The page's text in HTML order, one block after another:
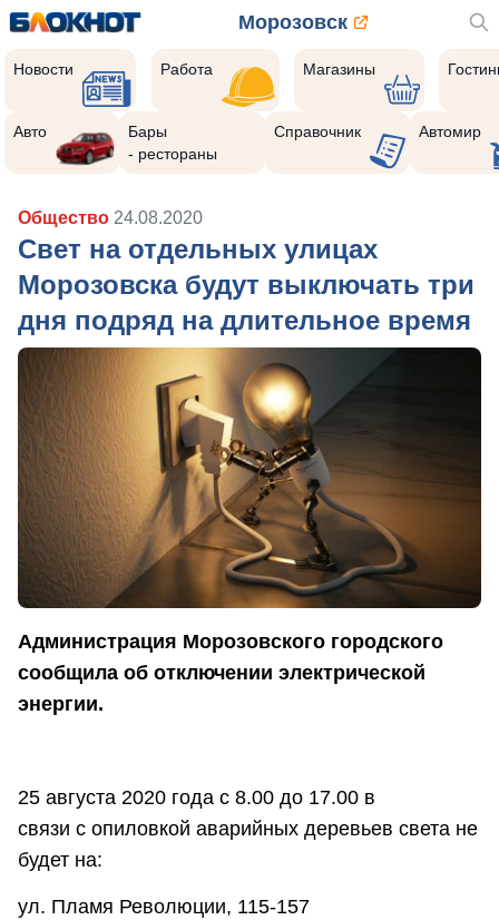
Морозовск
Новости Работа Магазины
Авто
Бары
- рестораны
Справочник Автомир
Общество 24.08.2020
Свет на отдельных улицах
Морозовска будут выключать три
дня подряд на длительное время
Администрация Морозовского городского
сообщила об отключении электрической
энергии.
25 августа 2020 года с 8.00 до 17.00 в
связи c опиловкой аварийных деревьев света не
будет на:
ул. Пламя Революции, 115-157